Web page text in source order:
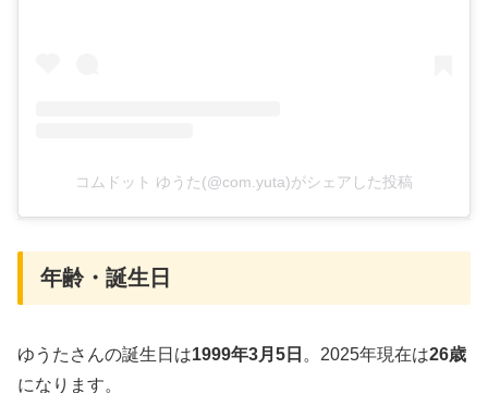
コムドット ゆうた(@com.yuta)がシェアした投稿
年齢・誕生日
ゆうたさんの誕生日は1999年3月5日 。2025年現在は26歳
になります。